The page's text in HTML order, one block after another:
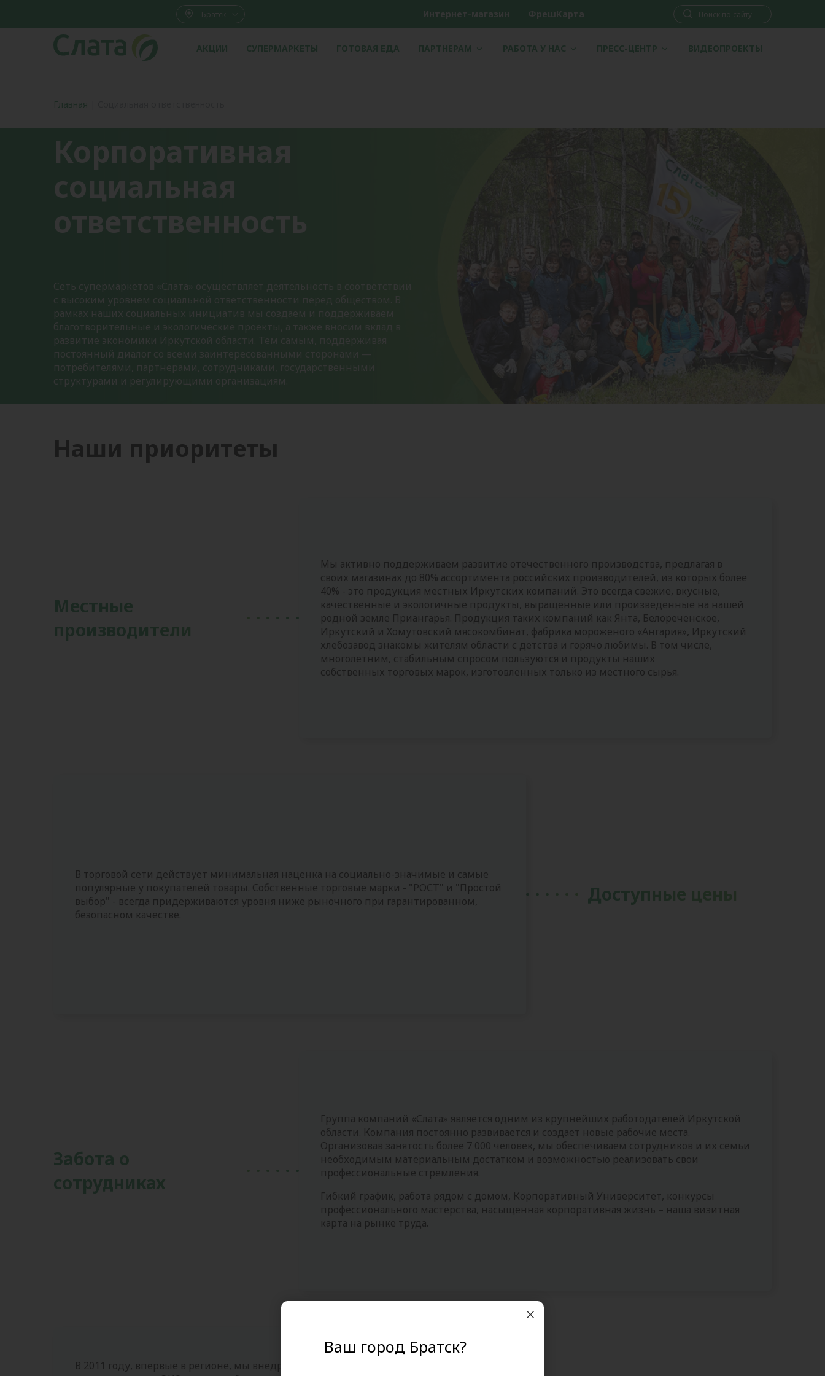
Братск Интернет-магазин ФрешКарта
АКЦИИ СУПЕРМАРКЕТЫ ГОТОВАЯ ЕДА ПАРТНЕРАМ РАБОТА У НАС ПРЕСС-ЦЕНТР ВИДЕОПРОЕКТЫ
Главная
Корпоративная
социальная
ответственность
Сеть супермаркетов «Слата» осуществляет деятельность в соответствии
с высоким уровнем социальной ответственности перед обществом. В
рамках наших социальных инициатив мы создаем и поддерживаем
благотворительные и экологические проекты, а также вносим вклад в
развитие экономики Иркутской области. Тем самым, поддерживая
постоянный диалог со всеми заинтересованными сторонами —
потребителями, партнерами, сотрудниками, государственными
структурами и регулирующими организациям.
Наши приоритеты
Местные
производители
Мы активно поддерживаем развитие отечественного производства, предлагая в
своих магазинах до 80% ассортимента российских производителей, из которых более
40% - это продукция местных Иркутских компаний. Это всегда свежие, вкусные,
качественные и экологичные продукты, выращенные или произведенные на нашей
родной земле Приангарья. Продукция таких компаний как Янта, Белореченское,
Иркутский и Хомутовский мясокомбинат, фабрика мороженого «Ангария», Иркутский
хлебозавод знакомы жителям области с детства и горячо любимы. В том числе,
многолетним, стабильным спросом пользуются и продукты наших
собственных торговых марок, изготовленных только из местного сырья.
Доступные цены
В торговой сети действует минимальная наценка на социально-значимые и самые
популярные у покупателей товары. Собственные торговые марки - "РОСТ" и "Простой
выбор" - всегда придерживаются уровня ниже рыночного при гарантированном,
безопасном качестве.
Забота о
сотрудниках
Группа компаний «Слата» является одним из крупнейших работодателей Иркутской
области. Компания постоянно развивается и создает новые рабочие места.
Организовав занятость более 7 000 человек, мы обеспечиваем сотрудников и их семьи
необходимым материальным достатком и возможностью реализовать свои
профессиональные стремления.
Гибкий график, работа рядом с домом, Корпоративный Университет, конкурсы
профессионального мастерства, насыщенная корпоративная жизнь – наша визитная
карта на рынке труда.
В 2011 году, впервые в регионе, мы внедрили в магазинах упаковочные
Ваш город Братск?